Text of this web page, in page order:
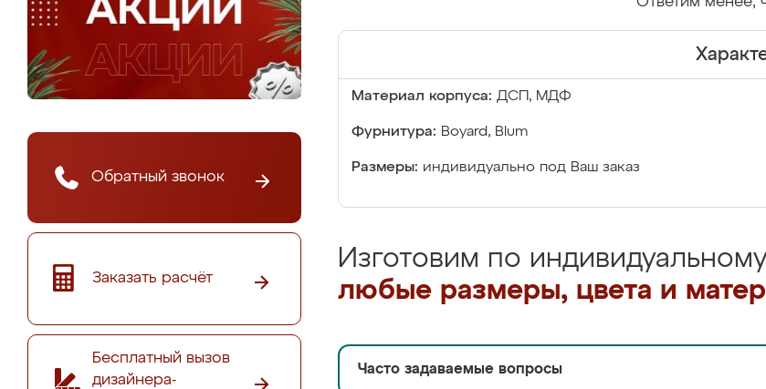
Обратный звонок
Заказать расчёт
Бесплатный вызов
дизайнера-
Материал корпуса: ДСП, МДФ
Фурнитура: Boyard, Blum
Размеры: индивидуально под Ваш заказ
Изготовим по
любые размеры, цвета и
Часто задаваемые вопросы